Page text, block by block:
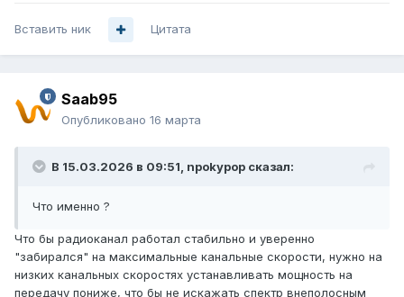
Вставить ник Цитата
Saab95
Опубликовано 16 марта
В 15.03.2026 в 09:51, npokypop сказал:
Что именно ?
Что бы радиоканал работал стабильно и уверенно
"забирался" на максимальные канальные скорости, нужно на
низких канальных скоростях устанавливать мощность на
передачу пониже, что бы не искажать спектр внеполосным